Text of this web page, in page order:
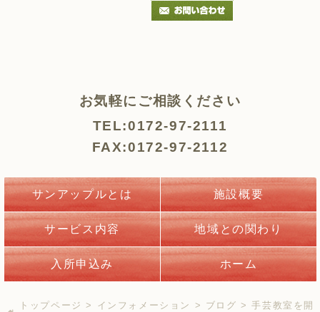
お気軽にご相談ください
TEL:0172-97-2111
FAX:0172-97-2112
サンアップルとは 施設概要
サービス内容 地域との関わり
入所申込み ホーム
トップページ > インフォメーション > ブログ > 手芸教室を開